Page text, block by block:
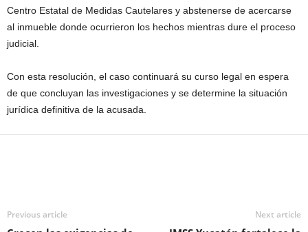
Centro Estatal de Medidas Cautelares y abstenerse de acercarse
al inmueble donde ocurrieron los hechos mientras dure el proceso
judicial.
Con esta resolución, el caso continuará su curso legal en espera
de que concluyan las investigaciones y se determine la situación
jurídica definitiva de la acusada.
Previous article Next article